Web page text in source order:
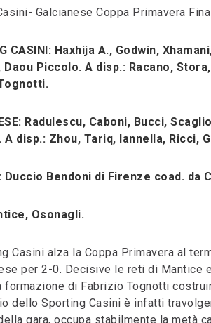
Galcianese Coppa Primavera
CASINI: Haxhija A., Godwin,
Daou Piccolo. A disp.: Racano,
Radulescu, Caboni, Bucci,
A disp.: Zhou, Tariq, Iannella, Ricci,
Duccio Bendoni di Firenze coad. da
Osonagli.
Casini alza la Coppa Primavera al
per 2-0. Decisive le reti di Mantice
formazione di Fabrizio Tognotti
dello Sporting Casini è infatti
gara, occupa stabilmente la metà